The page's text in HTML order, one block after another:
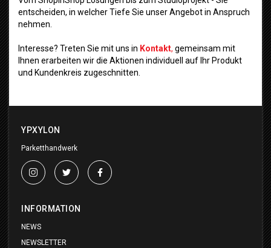
entscheiden, in welcher Tiefe Sie unser Angebot in Anspruch
nehmen.
Interesse? Treten Sie mit uns in Kontakt, gemeinsam mit
Ihnen erarbeiten wir die Aktionen individuell auf Ihr Produkt
und Kundenkreis zugeschnitten.
YPXYLON
Parketthandwerk
INFORMATION
NEWS
NEWSLETTER